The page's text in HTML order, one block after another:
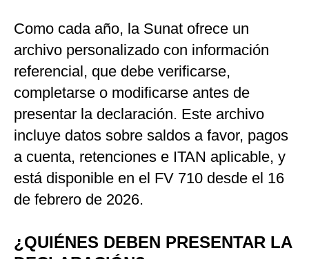
Como cada año, la Sunat ofrece un
archivo personalizado con información
referencial, que debe verificarse,
completarse o modificarse antes de
presentar la declaración. Este archivo
incluye datos sobre saldos a favor, pagos
a cuenta, retenciones e ITAN aplicable, y
está disponible en el FV 710 desde el 16
de febrero de 2026.
¿QUIÉNES DEBEN PRESENTAR LA